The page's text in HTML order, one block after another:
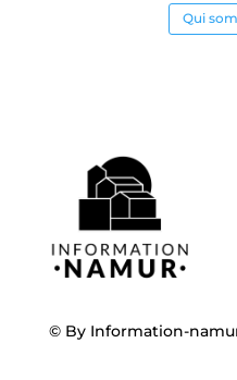
Qui
© By Information-